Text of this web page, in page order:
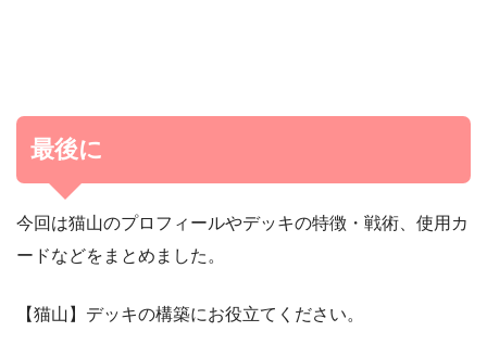
最後に
今回は猫山のプロフィールやデッキの特徴・戦術、使用カ
ードなどをまとめました。
【猫山】デッキの構築にお役立てください。